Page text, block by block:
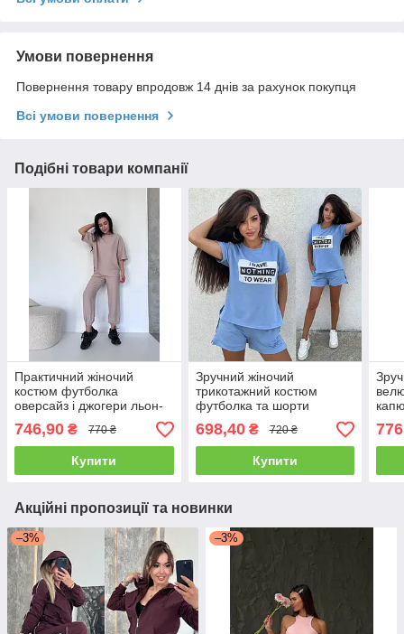
Умови повернення
Повернення товару впродовж 14 днів за рахунок покупця
Всі умови повернення
Подібні товари компанії
Практичний жіночий
костюм футболка
оверсайз і джогери льон-
746,90 ₴ 770 ₴
Купити
Зручний жіночий
трикотажний костюм
футболка та шорти
698,40₴ 720 ₴
Купити
776
Акційні пропозиції та новинки
–3% –3%